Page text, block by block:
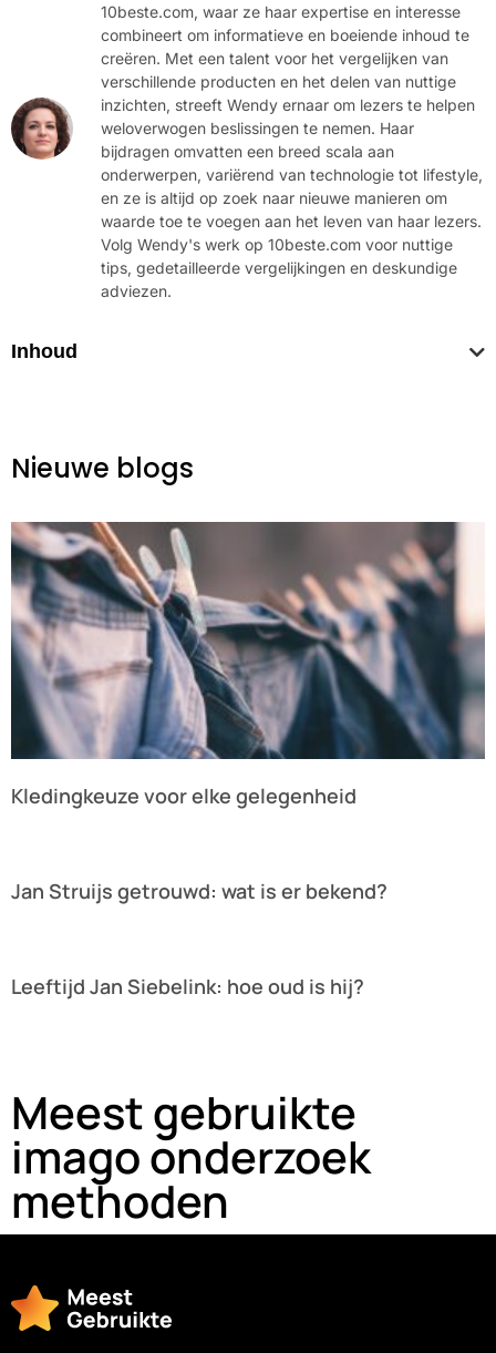
10beste.com, waar ze haar expertise en interesse
combineert om informatieve en boeiende inhoud te
creëren. Met een talent voor het vergelijken van
verschillende producten en het delen van nuttige
inzichten, streeft Wendy ernaar om lezers te helpen
weloverwogen beslissingen te nemen. Haar
bijdragen omvatten een breed scala aan
onderwerpen, variërend van technologie tot lifestyle,
en ze is altijd op zoek naar nieuwe manieren om
waarde toe te voegen aan het leven van haar lezers.
Volg Wendy's werk op 10beste.com voor nuttige
tips, gedetailleerde vergelijkingen en deskundige
adviezen.
Inhoud
Nieuwe blogs
Kledingkeuze voor elke gelegenheid
Jan Struijs getrouwd: wat is er bekend?
Leeftijd Jan Siebelink: hoe oud is hij?
Meest gebruikte
imago onderzoek
methoden